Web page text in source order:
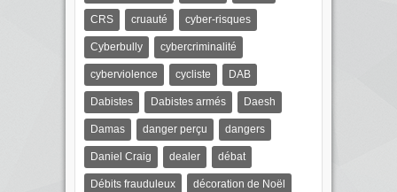
CRS cruauté cyber-risques
Cyberbully cybercriminalité
cyberviolence cycliste DAB
Dabistes Dabistes armés Daesh
Damas danger perçu dangers
Daniel Craig dealer débat
Débits frauduleux décoration de Noël